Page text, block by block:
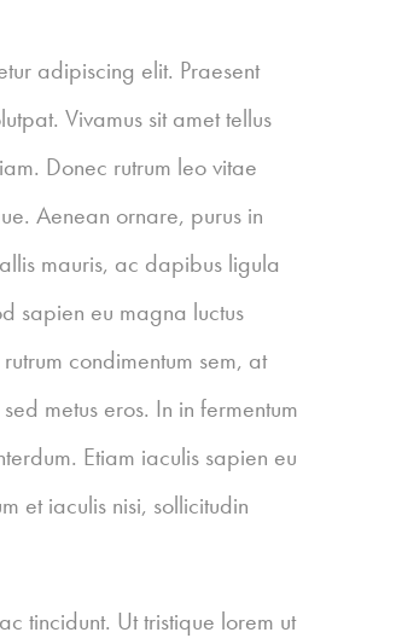
adipiscing elit. Praesent
Vivamus sit amet tellus
Donec rutrum leo vitae
Aenean ornare, purus in
mauris, ac dapibus ligula
sapien eu magna luctus
condimentum sem, at
metus eros. In in fermentum
Etiam iaculis sapien eu
et iaculis nisi, sollicitudin
tincidunt. Ut tristique lorem ut